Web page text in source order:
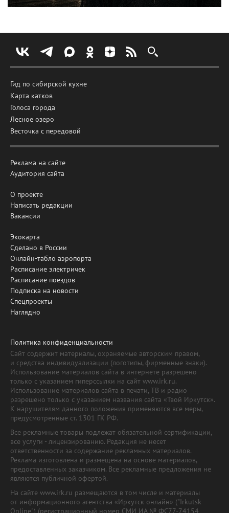
Гид по сибирской кухне
Карта катков
Голоса города
Лесное озеро
Весточка с передовой
Реклама на сайте
Аудитория сайта
О проекте
Написать редакции
Вакансии
Экокарта
Сделано в России
Онлайн-табло аэропорта
Расписание электричек
Расписание поездов
Подписка на новости
Спецпроекты
Наглядно
Политика конфиденциальности
Сайт содержит материалы, охраняемые авторским правом,
и средства индивидуализации (логотипы, фирменные знаки).
Использование материалов сайта в интернете разрешено
только с указанием гиперссылки на сайт www.irk.ru.
Использование материалов сайта в печати, ТВ и радио
разрешено только с указанием названия сайта «Твой Иркутск».
К нарушителям данного положения применяются все меры,
предусмотренные ст. 1301 ГК РФ.
Все рекламные товары подлежат обязательной сертификации,
все услуги - лицензированию. Редакция не несет
ответственности за содержание рекламных материалов.
Реклама изготовлена и размещена на основе материалов,
предоставленных заказчиком. Все рекламные предложения не
являются публичной офертой.
На сайте www.irk.ru размещаются в том числе и материалы
от информационного агентства «Иркутск онлайн» ("Irkutsk
Online") (регистрационный номер СМИ ИА № ФС77-74154